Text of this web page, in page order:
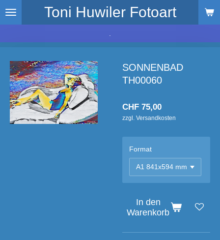
Zum
Toni Huwiler Fotoart
SONNENBAD
TH00060
CHF 75,00
zzgl. Versandkosten
Format
In den
Warenkorb